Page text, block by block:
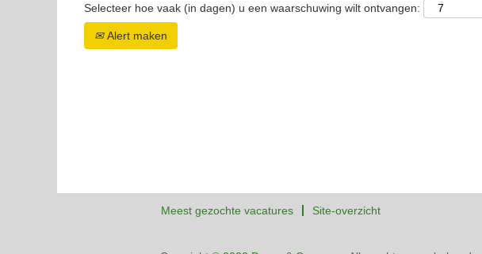
Selecteer hoe vaak (in dagen) u een waarschuwing wilt ontvangen:
Alert maken
Meest gezochte vacatures Site-overzicht